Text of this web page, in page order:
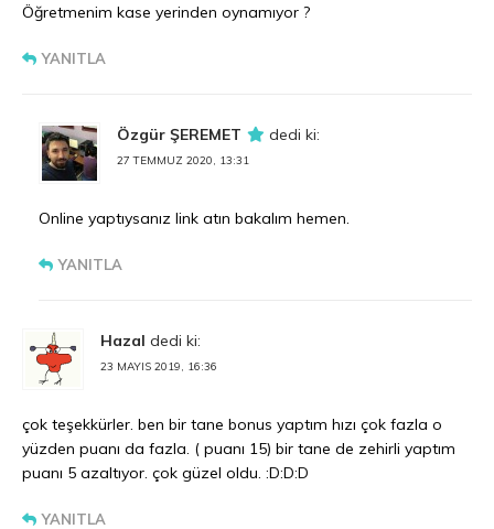
Öğretmenim kase yerinden oynamıyor ?
YANITLA
Özgür ŞEREMET dedi ki:
27 TEMMUZ 2020, 13:31
Online yaptıysanız link atın bakalım hemen.
YANITLA
Hazal dedi ki:
23 MAYIS 2019, 16:36
çok teşekkürler. ben bir tane bonus yaptım hızı çok fazla o
yüzden puanı da fazla. ( puanı 15) bir tane de zehirli yaptım
puanı 5 azaltıyor. çok güzel oldu. :D:D:D
YANITLA